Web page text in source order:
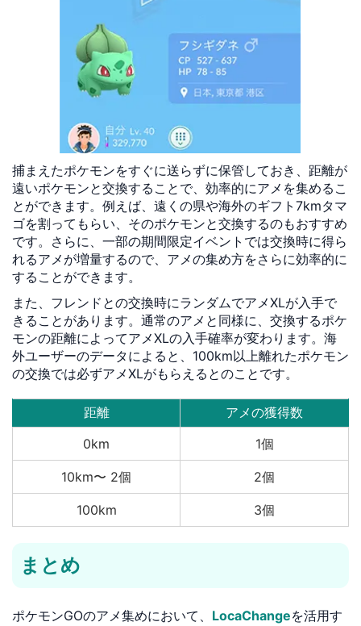
捕まえたポケモンをすぐに送らずに保管しておき、距離が
遠いポケモンと交換することで、効率的にアメを集めるこ
とができます。例えば、遠くの県や海外のギフト7kmタマ
ゴを割ってもらい、そのポケモンと交換するのもおすすめ
です。さらに、一部の期間限定イベントでは交換時に得ら
れるアメが増量するので、アメの集め方をさらに効率的に
することができます。
また、フレンドとの交換時にランダムでアメXLが入手で
きることがあります。通常のアメと同様に、交換するポケ
モンの距離によってアメXLの入手確率が変わります。海
外ユーザーのデータによると、100km以上離れたポケモン
の交換では必ずアメXLがもらえるとのことです。
距離
アメの獲得数
0km
1個
10km〜 2個 2個
100km 3個
まとめ
ポケモンGOのアメ集めにおいて、 LocaChangeを活用す